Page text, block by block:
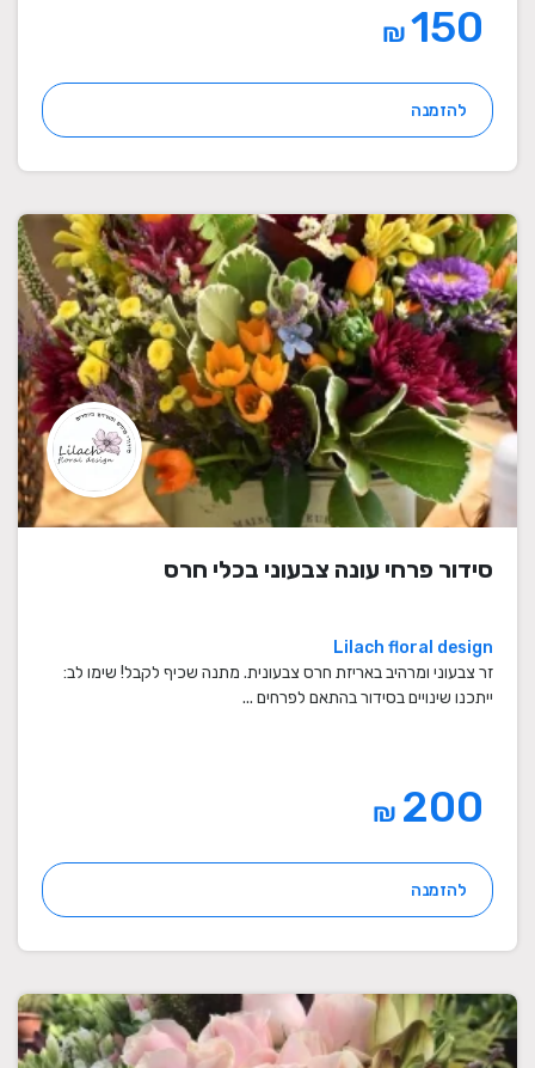
₪
להזמנה
סידור פרחי עונה צבעוני בכלי חרס
Lilach floral design
זר צבעוני ומרהיב באריזת חרס צבעונית. מתנה שכיף לקבל! שימו לב:
ייתכנו שינויים בסידור בהתאם לפרחים ...
₪
להזמנה